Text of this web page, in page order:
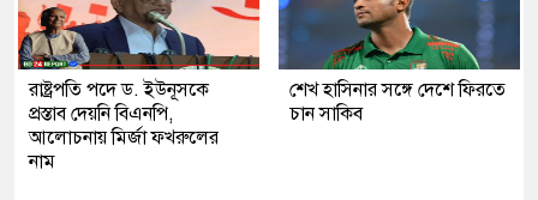
রাষ্ট্রপতি পদে ড. ইউনূসকে
প্রস্তাব দেয়নি বিএনপি,
আলোচনায় মির্জা ফখরুলের
নাম
শেখ হাসিনার সঙ্গে দেশে ফিরতে
চান সাকিব